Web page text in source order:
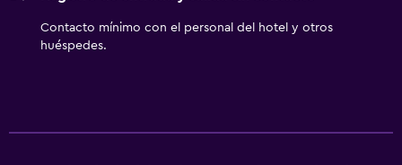
andando Arabellapark Station. Además, Munich Residenz y
Contacto mínimo con el personal del hotel y otros
huéspedes.